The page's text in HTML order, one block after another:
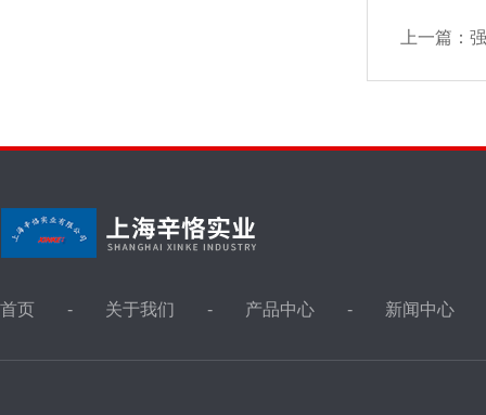
上一篇：
首页 关于我们 产品中心 新闻中心